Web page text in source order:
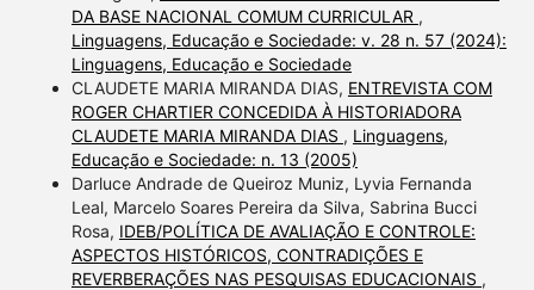
DA BASE NACIONAL COMUM CURRICULAR ,
Linguagens, Educação e Sociedade: v. 28 n. 57 (2024):
Linguagens, Educação e Sociedade
CLAUDETE MARIA MIRANDA DIAS, ENTREVISTA COM
ROGER CHARTIER CONCEDIDA À HISTORIADORA
CLAUDETE MARIA MIRANDA DIAS , Linguagens,
Educação e Sociedade: n. 13 (2005)
Darluce Andrade de Queiroz Muniz, Lyvia Fernanda
Leal, Marcelo Soares Pereira da Silva, Sabrina Bucci
Rosa, IDEB/POLÍTICA DE AVALIAÇÃO E CONTROLE:
ASPECTOS HISTÓRICOS, CONTRADIÇÕES E
REVERBERAÇÕES NAS PESQUISAS EDUCACIONAIS ,